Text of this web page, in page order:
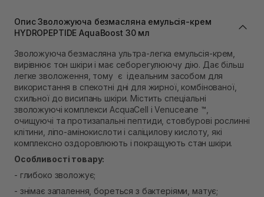
В наявності
Самовивіз м. Львів, вул. Степана Бандери 45
Самовивіз м. Рівне, вул. 16-го Липня, 15
В наявності
Самовивіз м. Рівне, вул. Кулика і Гудачека 23 (ТЦ
Екватор)
В наявності
Опис Зволожуюча безмасляна емульсія-крем
HYDROPEPTIDE AquaBoost 30 мл
Зволожуюча безмасляна ультра-легка емульсія-крем,
вирівнює тон шкіри і має себорегулюючу дію. Дає більш
легке зволоження, тому є ідеальним засобом для
використання в спекотні дні для жирної, комбінованої,
схильної до висипань шкіри. Містить спеціальні
зволожуючі комплекси AcquaCell і Venuceane ™,
очищуючі та протизапальні пептиди, стовбурові рослинні
клітини, ліпо-амінокислоти і саліцилову кислоту, які
комплексно оздоровлюють і покращують стан шкіри.
Особливості товару:
- глибоко зволожує;
- знімає запалення, бореться з бактеріями, матує;